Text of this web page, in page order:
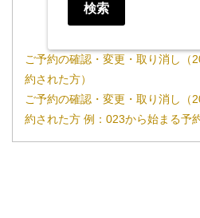
検索
ご予約の確認・変更・取り消し（
約された方）
ご予約の確認・変更・取り消し（
約された方 例：023から始まる予